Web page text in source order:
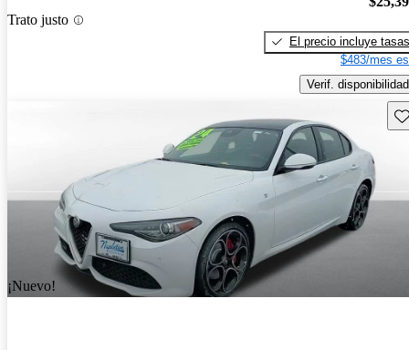
Trato justo
El precio incluye tasas
$483/mes
Verif. disponibilidad
¡Nuevo!